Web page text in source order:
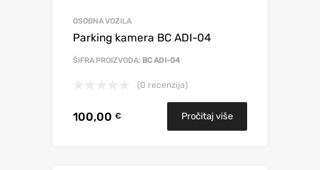
OSOBNA VOZILA
Parking kamera BC ADI-04
ŠIFRA PROIZVODA: BC ADI-04
(0 recenzija)
100,00 € Pročitaj više